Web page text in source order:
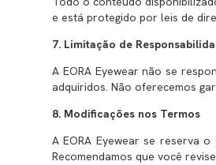
e está protegido por leis de
7. Limitação de
A EORA Eyewear não se
adquiridos. Não oferecemos
8. Modificações nos Termos
A EORA Eyewear se reserva
Recomendamos que você